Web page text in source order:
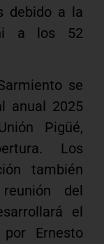
debido a la
a los 52
se
anual 2025
Pigüé,
Los
también
del
el
Ernesto